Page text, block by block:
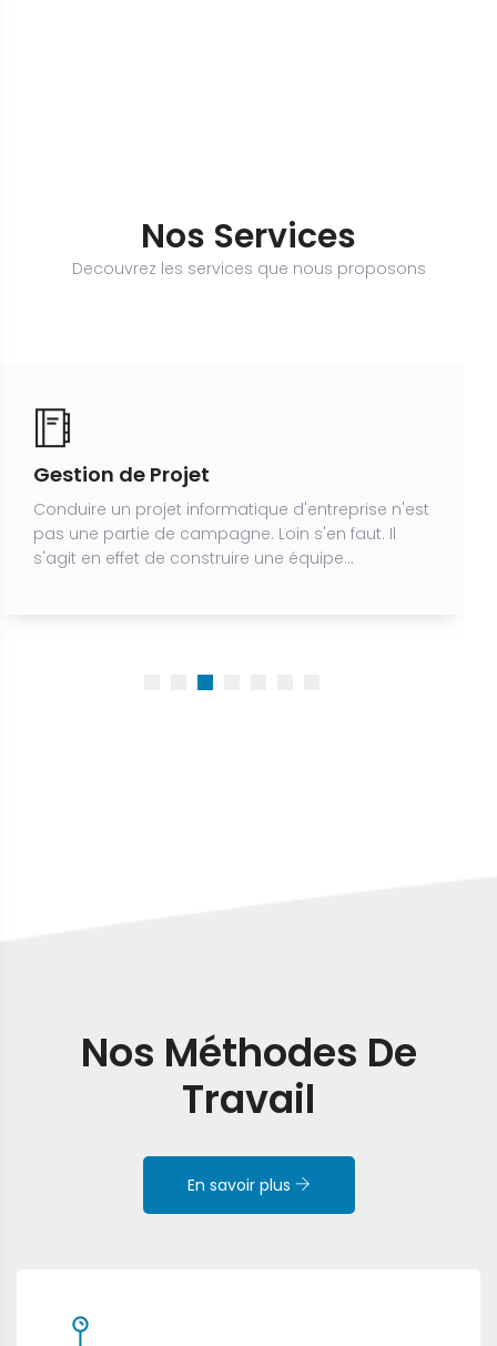
Nos Services
Decouvrez les services que nous proposons
Cyber Sécurité
Nous pouvons vous aider à proteger et sécuriser
vos données contre: Espionnage, vol de données
sensibles chiffrées, fraude, sabotage,
Nos Méthodes De
Travail
En savoir plus